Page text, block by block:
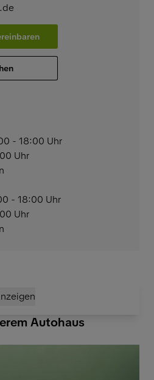
- 18:00 Uhr
Uhr
- 18:00 Uhr
Uhr
Autohaus